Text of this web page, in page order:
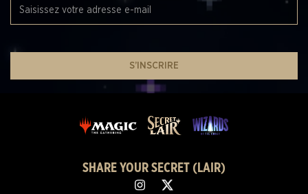
S’INSCRIRE
SHARE YOUR SECRET (LAIR)